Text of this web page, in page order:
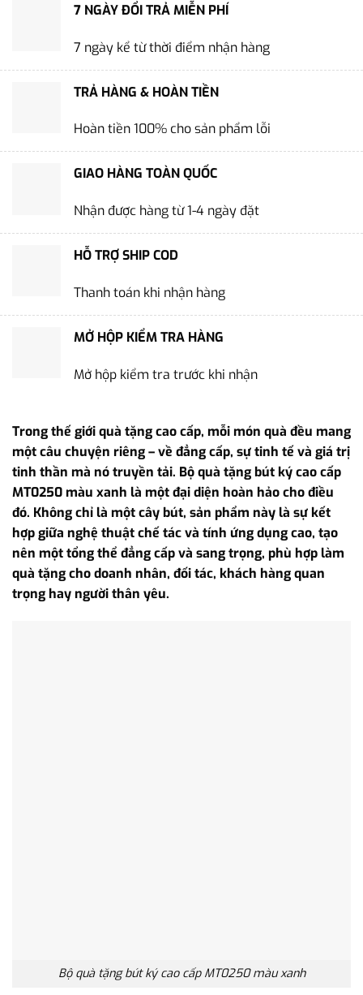
7 NGÀY ĐỔI TRẢ MIỄN PHÍ
7 ngày kể từ thời điểm nhận hàng
TRẢ HÀNG & HOÀN TIỀN
Hoàn tiền 100% cho sản phẩm lỗi
GIAO HÀNG TOÀN QUỐC
Nhận được hàng từ 1-4 ngày đặt
HỖ TRỢ SHIP COD
Thanh toán khi nhận hàng
MỞ HỘP KIỂM TRA HÀNG
Mở hộp kiểm tra trước khi nhận
Trong thế giới quà tặng cao cấp, mỗi món quà đều mang
một câu chuyện riêng – về đẳng cấp, sự tinh tế và giá trị
tinh thần mà nó truyền tải. Bộ quà tặng bút ký cao cấp
MT0250 màu xanh là một đại diện hoàn hảo cho điều
đó. Không chỉ là một cây bút, sản phẩm này là sự kết
hợp giữa nghệ thuật chế tác và tính ứng dụng cao, tạo
nên một tổng thể đẳng cấp và sang trọng, phù hợp làm
quà tặng cho doanh nhân, đối tác, khách hàng quan
trọng hay người thân yêu.
Bộ quà tặng bút ký cao cấp MT0250 màu xanh